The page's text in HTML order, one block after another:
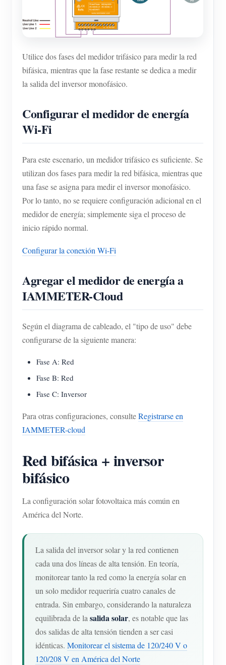
Utilice dos fases del medidor trifásico para medir la red
bifásica, mientras que la fase restante se dedica a medir
la salida del inversor monofásico.
Configurar el medidor de energía
Wi-Fi
Para este escenario, un medidor trifásico es suficiente. Se
utilizan dos fases para medir la red bifásica, mientras que
una fase se asigna para medir el inversor monofásico.
Por lo tanto, no se requiere configuración adicional en el
medidor de energía; simplemente siga el proceso de
inicio rápido normal.
Configurar la conexión Wi-Fi
Agregar el medidor de energía a
IAMMETER-Cloud
Según el diagrama de cableado, el "tipo de uso" debe
configurarse de la siguiente manera:
Fase A: Red
Fase B: Red
Fase C: Inversor
Para otras configuraciones, consulteRegistrarse en
IAMMETER-cloud
Red bifásica + inversor
bifásico
La configuración solar fotovoltaica más común en
América del Norte.
La salida del inversor solar y la red contienen
cada una dos líneas de alta tensión. En teoría,
monitorear tanto la red como la energía solar en
un solo medidor requeriría cuatro canales de
entrada. Sin embargo, considerando la naturaleza
equilibrada de lasalida solar, es notable que las
dos salidas de alta tensión tienden a ser casi
idénticas. Monitorear el sistema de 120/240 V o
120/208 V en América del Norte